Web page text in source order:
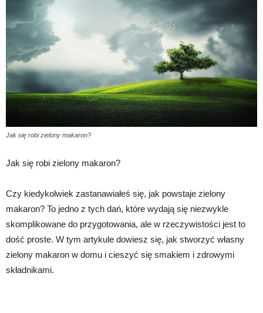
Jak się robi zielony makaron?
Jak się robi zielony makaron?
Czy kiedykolwiek zastanawiałeś się, jak powstaje zielony
makaron? To jedno z tych dań, które wydają się niezwykle
skomplikowane do przygotowania, ale w rzeczywistości jest to
dość proste. W tym artykule dowiesz się, jak stworzyć własny
zielony makaron w domu i cieszyć się smakiem i zdrowymi
składnikami.